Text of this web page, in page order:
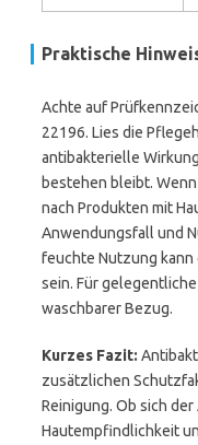
Praktische
Achte auf
22196. Lies die
antibakterielle
bestehen bleibt.
nach Produkten mit
Anwendungsfall und
feuchte Nutzung
sein. Für
waschbarer Bezug.
Kurzes Fazit:
zusätzlichen
Reinigung. Ob sich
Hautempfindlichkeit